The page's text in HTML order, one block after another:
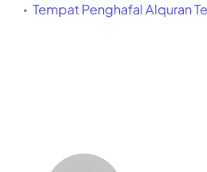
Tempat Penghafal Alquran